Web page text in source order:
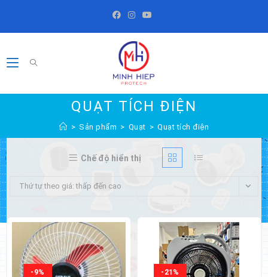
QUẠT TÍCH ĐIỆN
> Sản phẩm > Quạt > Quạt tích điện
Chế độ hiển thị
Thứ tự theo giá: thấp đến cao
-9% -21%